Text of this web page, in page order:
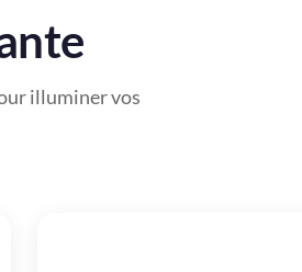
illuminer vos